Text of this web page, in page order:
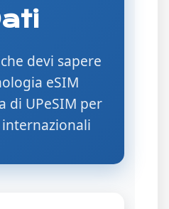
devi sapere
eSIM
di UPeSIM per